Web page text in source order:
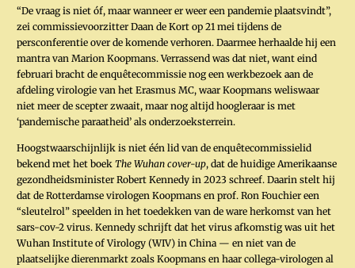
“De vraag is niet óf, maar wanneer er weer een pandemie plaatsvindt”,
zei commissievoorzitter Daan de Kort op 21 mei tijdens de
persconferentie over de komende verhoren. Daarmee herhaalde hij een
mantra van ­Marion Koopmans. Verrassend was dat niet, want eind
februari bracht de enquêtecommissie nog een werkbezoek aan de
afdeling virologie van het Erasmus MC, waar Koopmans weliswaar
niet meer de scepter zwaait, maar nog altijd hoogleraar is met
‘pandemische paraatheid’ als onderzoeksterrein.
Hoogstwaarschijnlijk is niet één lid van de enquêtecommissielid
bekend met het boek The Wuhan cover-up, dat de huidige Amerikaanse
gezondheidsminister Robert Kennedy in 2023 schreef. Daarin stelt hij
dat de Rotterdamse virologen Koopmans en prof. Ron Fouchier een
“sleutelrol” speelden in het toedekken van de ware herkomst van het
sars-cov-2 virus. Kennedy schrijft dat het virus afkomstig was uit het
Wuhan Institute of Virology (WIV) in China — en niet van de
plaatselijke dierenmarkt zoals Koopmans en haar collega-virologen al